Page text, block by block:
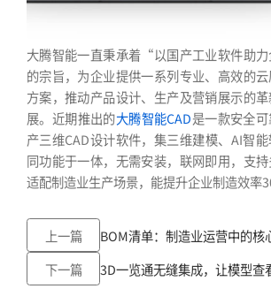
大腾智能一直秉承着“以国产工业软件助
的宗旨，为企业提供一系列专业、高效的
方案，推动产品设计、生产及营销展示的
展。近期推出的大腾智能CAD是一款安全
产三维CAD设计软件，集三维建模、AI智
同功能于一体，无需安装，联网即用，支
适配制造业生产场景，能提升企业制造效率
上一篇
BOM清单：制造业运营中的核
下一篇
3D一览通无缝集成，让模型查